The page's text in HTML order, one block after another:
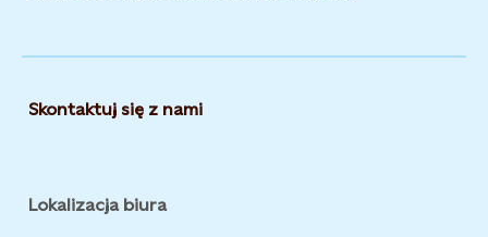
Skontaktuj się z nami
Lokalizacja biura